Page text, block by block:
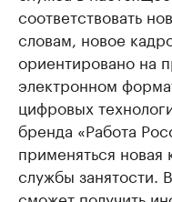
соответствовать
словам, новое
ориентировано на
электронном
цифровых
бренда «Работа
применяться
службы занятости.